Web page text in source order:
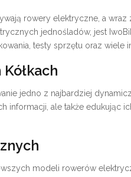
rowery elektryczne, a wraz
jednośladów, jest
testy sprzętu oraz
jedno z najbardziej
ale także edukując
modeli rowerów